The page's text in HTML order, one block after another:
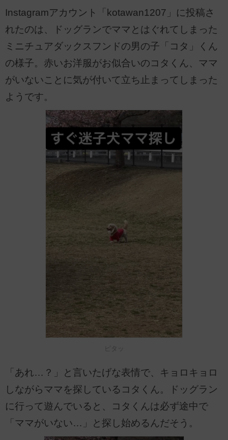
Instagramアカウント「kotawan1207」に投稿さ
れたのは、ドッグランでママとはぐれてしまった
ミニチュアダックスフンドの男の子「コタ」くん
の様子。赤いお洋服がお似合いのコタくん、ママ
がいないことに気が付いて立ち止まってしまった
ようです。
ピタッ
「あれ…？」と言いたげな表情で、キョロキョロ
しながらママを探しているコタくん。ドッグラン
に行って遊んでいると、コタくんは必ず途中で
「ママがいない…」と探し始めるんだそう。